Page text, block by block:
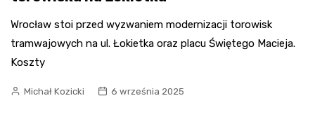
Wrocław stoi przed wyzwaniem modernizacji torowisk
tramwajowych na ul. Łokietka oraz placu Świętego Macieja.
Koszty
Michał Kozicki 6 września 2025